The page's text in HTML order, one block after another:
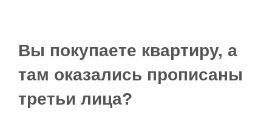
Вы покупаете квартиру, а
там оказались прописаны
третьи лица?